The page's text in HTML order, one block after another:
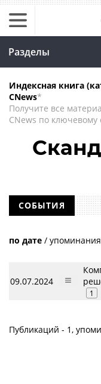
Разделы
Индексная книга
CNews*
Получите все
CNews по ключевому
СОБЫТИЯ
по дате /
09.07.2024
1
Публикаций - 1,